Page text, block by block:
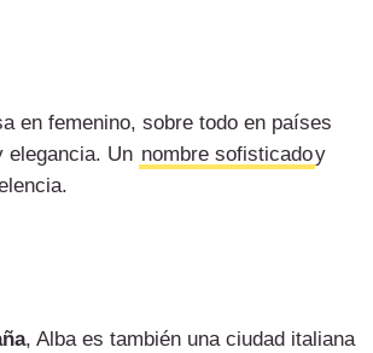
en femenino, sobre todo en países
elegancia. Un nombre sofisticadoy
, Alba es también una ciudad italiana